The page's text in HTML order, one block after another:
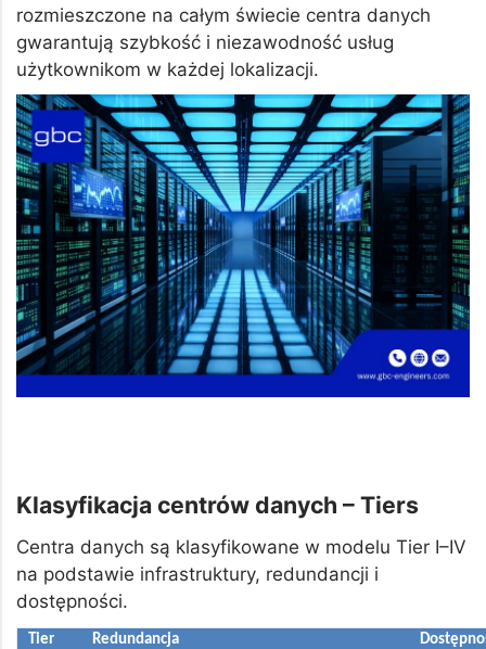
rozmieszczone na całym świecie centra danych
gwarantują szybkość i niezawodność usług
użytkownikom w każdej lokalizacji.
Klasyfikacja centrów danych – Tiers
Centra danych są klasyfikowane w modelu Tier I–IV
na podstawie infrastruktury, redundancji i
dostępności.
Tier Redundancja